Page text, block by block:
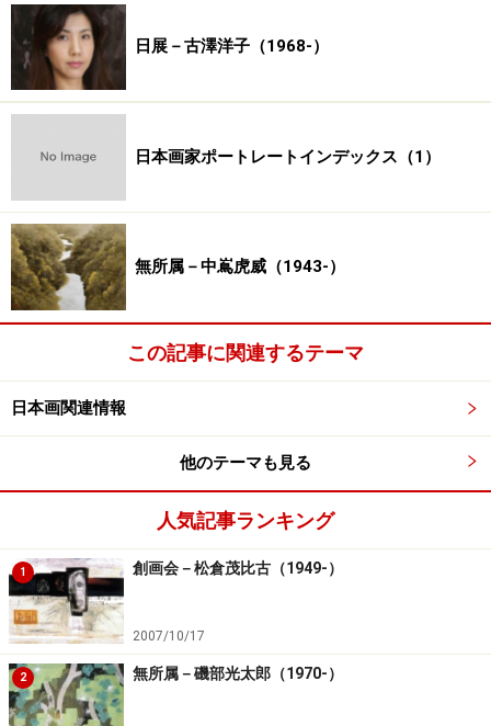
日展－古澤洋子（1968-）
日本画家ポートレートインデックス（1）
無所属－中嶌虎威（1943-）
この記事に関連するテーマ
日本画関連情報
他のテーマも見る
人気記事ランキング
1 創画会－松倉茂比古（1949-）
2007/10/17
2 無所属－磯部光太郎（1970-）